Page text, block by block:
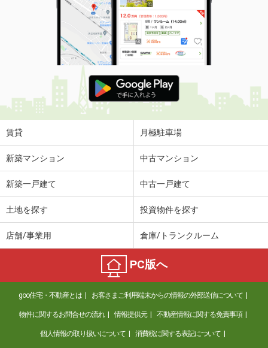
賃貸 月極駐車場
新築マンション 中古マンション
新築一戸建て 中古一戸建て
土地を探す 投資物件を探す
店舗/事業用 倉庫/トランクルーム
PC版へ
goo住宅・不動産とは お客さまご利用端末からの情報の外部送信について
物件に関するお問合せの流れ 情報提供元 不動産情報に関する免責事項
個人情報の取り扱いについて 消費税に関する表記について